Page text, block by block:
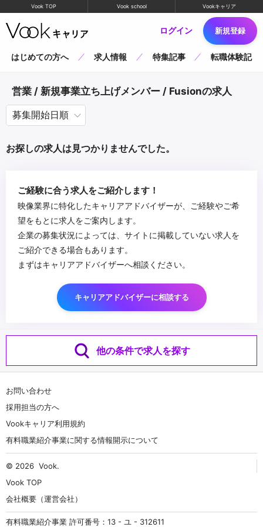
Vook TOP Vook school Vookキャリア
ログイン 新規登録
はじめての方へ 求人情報 特集記事 転職体験記
営業 / 新規事業立ち上げメンバー / Fusionの求人
お探しの求人は見つかりませんでした。
ご経験に合う求人をご紹介します！
映像業界に特化したキャリアアドバイザーが、ご経験やご希
望をもとに求人をご案内します。
企業の募集状況によっては、サイトに掲載していない求人を
ご紹介できる場合もあります。
まずはキャリアアドバイザーへ相談ください。
キャリアアドバイザーに相談する
他の条件で求人を探す
お問い合わせ
採用担当の方へ
Vookキャリア利用規約
有料職業紹介事業に関する情報開示について
© 2026 Vook.
Vook TOP
会社概要（運営会社）
有料職業紹介事業 許可番号：13 - ユ - 312611